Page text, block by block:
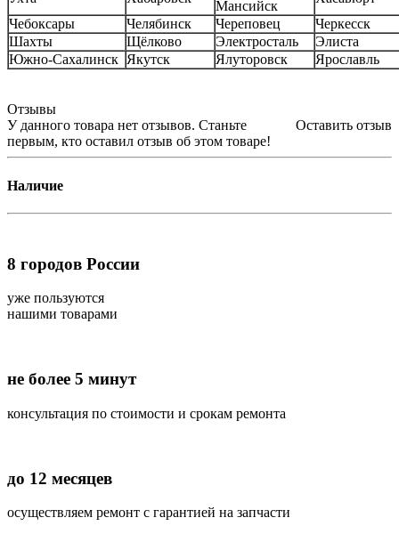
Мансийск
Чебоксары
Челябинск Череповец
Черкесск
Шахты
Щёлково Электросталь
Элиста
Южно-Сахалинск Якутск Ялуторовск Ярославль
Отзывы
Оставить отзыв
У данного товара нет отзывов. Станьте
первым, кто оставил отзыв об этом товаре!
Наличие
8 городов России
уже пользуются
нашими товарами
не более 5 минут
консультация по стоимости и срокам ремонта
до 12 месяцев
осуществляем ремонт с гарантией на запчасти